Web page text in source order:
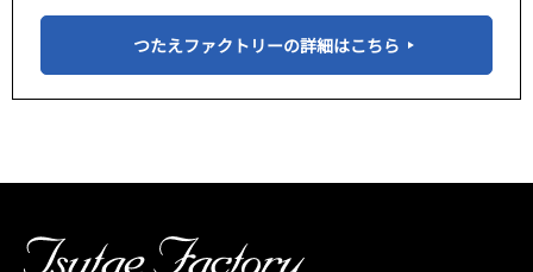
つたえファクトリーの詳細はこちら